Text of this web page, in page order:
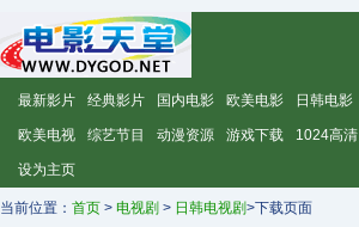
最新影片 经典影片 国内电影 欧美电影 日韩电影
欧美电视 综艺节目 动漫资源 游戏下载 1024高清
设为主页
当前位置： 首页 > 电视剧 > 日韩电视剧>下载页面